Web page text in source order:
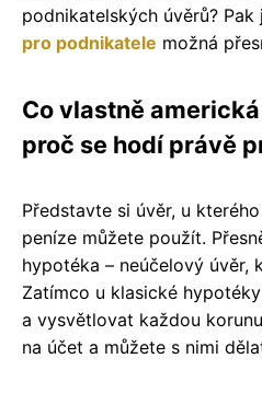
podnikatelských úvěrů? Pak
pro podnikatele možná
Co vlastně
proč se hodí právě
Představte si úvěr, u
peníze můžete použít.
hypotéka – neúčelový úvěr,
Zatímco u klasické
a vysvětlovat každou
na účet a můžete s nimi